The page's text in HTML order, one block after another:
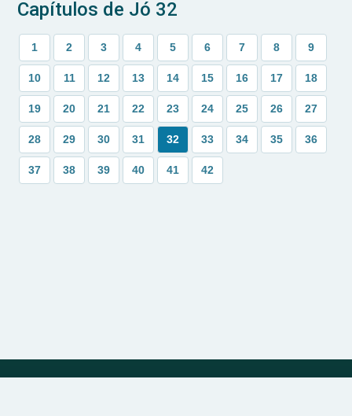
Capítulos de Jó 32
1 2 3 4 5 6 7 8 9
10 11 12 13 14 15 16 17 18
19 20 21 22 23 24 25 26 27
28 29 30 31 32 33 34 35 36
37 38 39 40 41 42